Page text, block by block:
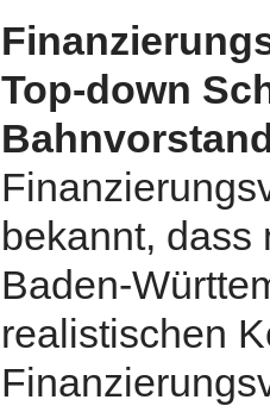
Top-down
bekannt, dass
Baden-
realistischen